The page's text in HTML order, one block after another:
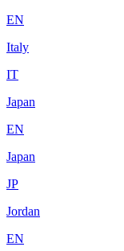
EN
Italy
IT
Japan
EN
Japan
JP
Jordan
EN